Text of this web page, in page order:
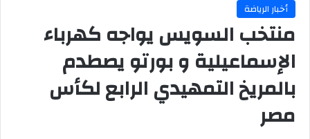
أخبار الرياضة
منتخب السويس يواجه كهرباء
الإسماعيلية و بورتو يصطدم
بالمريخ التمهيدي الرابع لكأس
مصر